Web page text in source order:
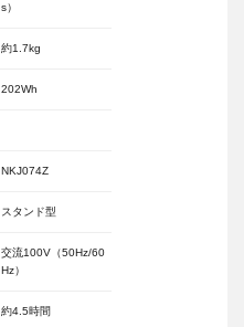
s）
約1.7kg
202Wh
NKJ074Z
スタンド型
交流100V（50Hz/60
Hz）
約4.5時間